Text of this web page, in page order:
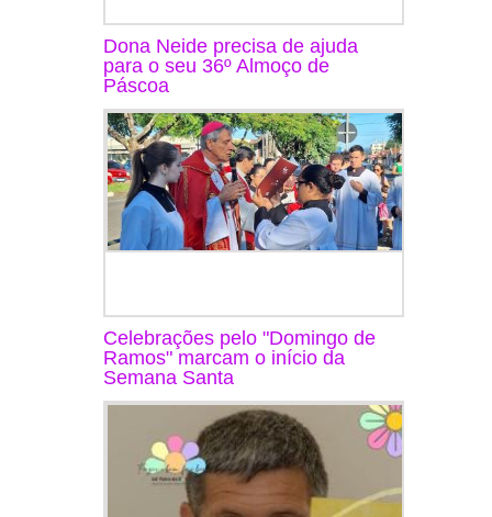
Dona Neide precisa de ajuda
para o seu 36º Almoço de
Páscoa
Celebrações pelo "Domingo de
Ramos" marcam o início da
Semana Santa